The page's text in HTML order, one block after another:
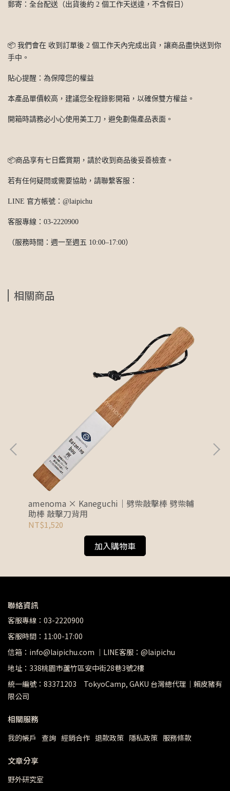
郵寄：全台配送（出貨後約 2 個工作天送達，不含假日）
📦 我們會在 收到訂單後 2 個工作天內完成出貨，讓商品盡快送到你
手中。
貼心提醒：為保障您的權益
本產品單價較高，建議您全程錄影開箱，以確保雙方權益。
開箱時請務必小心使用美工刀，避免劃傷產品表面。
📦商品享有七日鑑賞期，請於收到商品後妥善檢查。
若有任何疑問或需要協助，請聯繫客服：
LINE 官方帳號：@laipichu
客服專線：03-2220900
（服務時間：週一至週五 10:00–17:00）
相關商品
amenoma × Kaneguchi｜劈柴敲擊棒 劈柴輔
助棒 敲擊刀背用
NT$1,520
加入購物車
聯絡資訊
客服專線：03-2220900
客服時間：11:00-17:00
信箱：info@laipichu.com ｜LINE客服：@laipichu
地址：338桃園市蘆竹區安中街28巷3號2樓
統一編號：83371203 TokyoCamp, GAKU 台灣總代理｜賴皮豬有
限公司
相關服務
我的帳戶 查詢 經銷合作 退款政策 隱私政策 服務條款
文章分享
野外研究室